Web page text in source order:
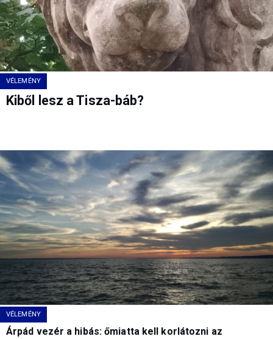
VÉLEMÉNY
Kiből lesz a Tisza-báb?
VÉLEMÉNY
Árpád vezér a hibás: őmiatta kell korlátozni az